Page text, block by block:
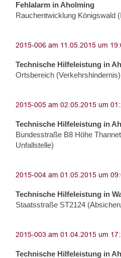
Fehlalarm in Aholming
Rauchentwicklung Königswald
Technische Hilfeleistung in
Ortsbereich (Verkehrshindernis)
Technische Hilfeleistung in
Bundesstraße B8 Höhe
Unfallstelle)
Technische Hilfeleistung in
Staatsstraße ST2124
Technische Hilfeleistung in